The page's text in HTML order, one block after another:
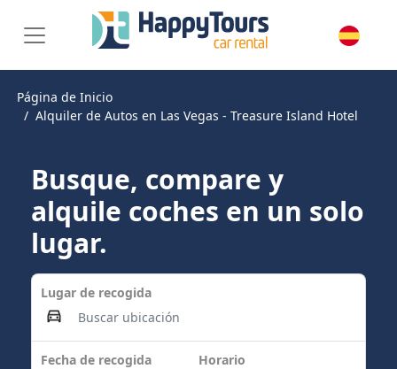
Página de Inicio
Alquiler de Autos en Las Vegas - Treasure Island Hotel
Busque, compare y
alquile coches en un solo
lugar.
Lugar de recogida
Fecha de recogida Horario